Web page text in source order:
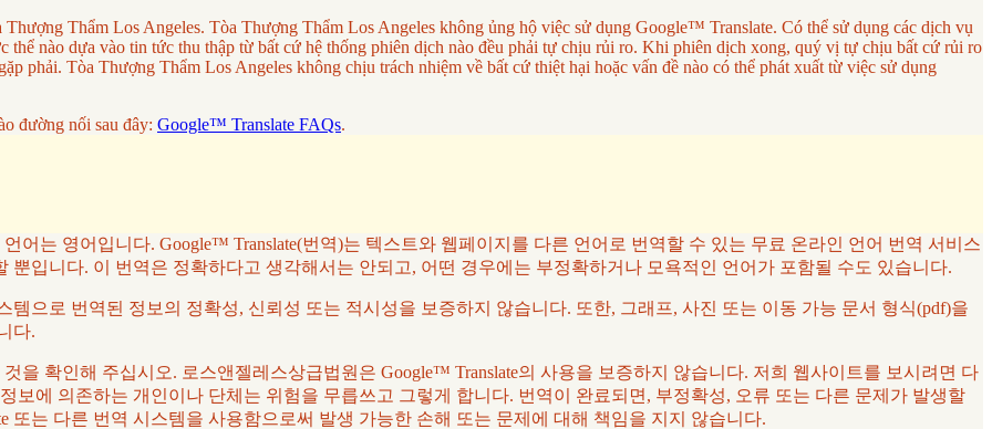
Thẩm Los Angeles. Tòa Thượng Thẩm Los Angeles không ủng hộ việc sử dụng Google™ Translate. Có thể sử dụng các dịch vụ
thể nào dựa vào tin tức thu thập từ bất cứ hệ thống phiên dịch nào đều phải tự chịu rủi ro. Khi phiên dịch xong, quý vị tự chịu bất cứ rủi ro
phải. Tòa Thượng Thẩm Los Angeles không chịu trách nhiệm về bất cứ thiệt hại hoặc vấn đề nào có thể phát xuất từ việc sử dụng
đường nối sau đây: Google™ Translate FAQs.
어는 영어입니다. Google™ Translate(번역)는 텍스트와 웹페이지를 다른 언어로 번역할 수 있는 무료 온라인 언어 번역 서비스
입니다. 이 번역은 정확하다고 생각해서는 안되고, 어떤 경우에는 부정확하거나 모욕적인 언어가 포함될 수도 있습니다.
템으로 번역된 정보의 정확성, 신뢰성 또는 적시성을 보증하지 않습니다. 또한, 그래프, 사진 또는 이동 가능 문서 형식(pdf)을
다.
을 확인해 주십시오. 로스앤젤레스상급법원은 Google™ Translate의 사용을 보증하지 않습니다. 저희 웹사이트를 보시려면 다
보에 의존하는 개인이나 단체는 위험을 무릅쓰고 그렇게 합니다. 번역이 완료되면, 부정확성, 오류 또는 다른 문제가 발생할
또는 다른 번역 시스템을 사용함으로써 발생 가능한 손해 또는 문제에 대해 책임을 지지 않습니다.